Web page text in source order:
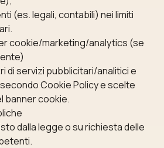
(es. legali, contabili) nei limiti
cookie/marketing/analytics (se
di servizi pubblicitari/analitici e
Cookie Policy e scelte
banner cookie.
dalla legge o su richiesta delle